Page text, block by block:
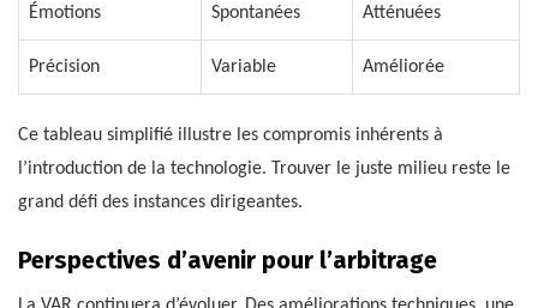
Émotions Spontanées Atténuées
Précision Variable Améliorée
Ce tableau simplifié illustre les compromis inhérents à
l’introduction de la technologie. Trouver le juste milieu reste le
grand défi des instances dirigeantes.
Perspectives d’avenir pour l’arbitrage